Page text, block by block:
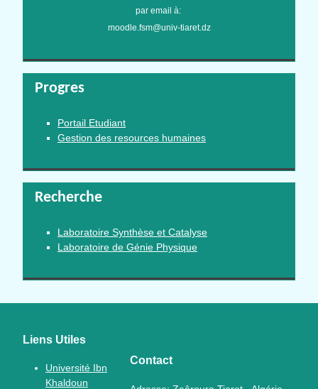
par email à:
moodle.fsm@univ-tiaret.dz
Progres
Portail Etudiant
Gestion des resources humaines
Recherche
Laboratoire Synthèse et Catalyse
Laboratoire de Génie Physique
Liens Utiles
Université Ibn
Khaldoun
Contact